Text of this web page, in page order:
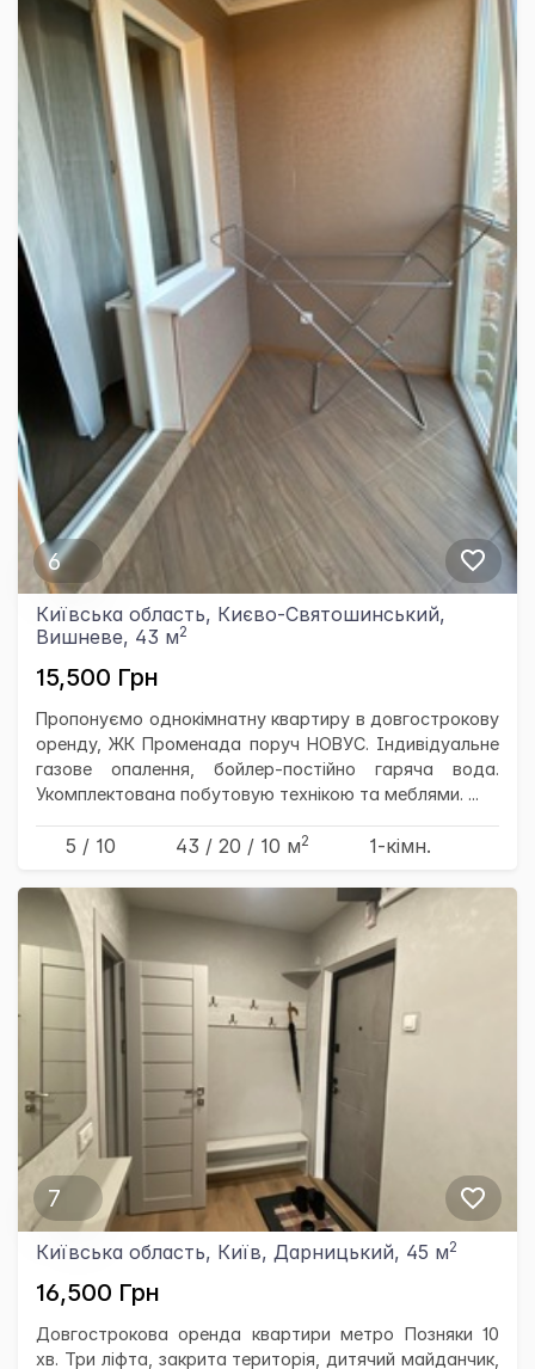
6
Київська область, Києво-Святошинський,
Вишневе, 43 м2
15,500 Грн
Пропонуємо однокімнатну квартиру в довгострокову
оренду, ЖК Променада поруч НОВУС. Індивідуальне
газове опалення, бойлер-постійно гаряча вода.
Укомплектована побутовую технікою та меблями. ...
5 / 10 43 / 20 / 10 м2 1-кімн.
7
Київська область, Київ, Дарницький, 45 м2
16,500 Грн
Довгострокова оренда квартири метро Позняки 10
хв. Три ліфта, закрита територія, дитячий майданчик,